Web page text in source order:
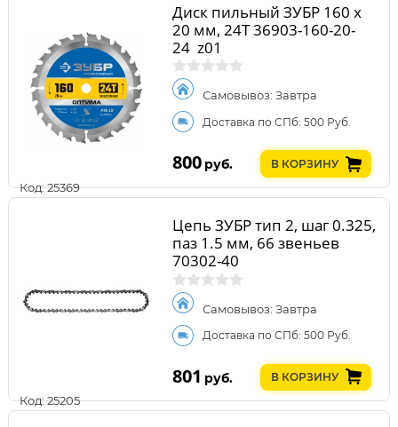
Код: 25369
Диск пильный ЗУБР 160 x
20 мм, 24Т 36903-160-20-
24_z01
Самовывоз: Завтра
Доставка по СПб: 500 Руб.
800 руб. В КОРЗИНУ
Код: 25205
Цепь ЗУБР тип 2, шаг 0.325,
паз 1.5 мм, 66 звеньев
70302-40
Самовывоз: Завтра
Доставка по СПб: 500 Руб.
801 руб. В КОРЗИНУ